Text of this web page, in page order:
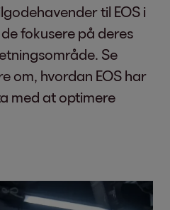
til EOS i
fokusere på deres
Se
om, hvordan EOS har
med at optimere